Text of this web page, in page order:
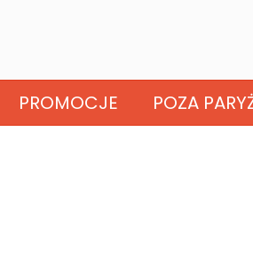
PROMOCJE POZA